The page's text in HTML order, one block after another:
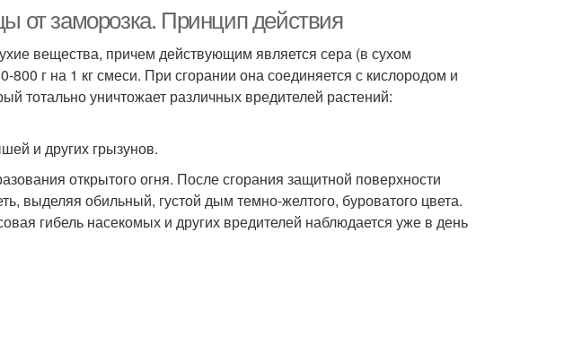
заморозка. Принцип действия
вещества, причем действующим является сера (в сухом
г на 1 кг смеси. При сгорании она соединяется с кислородом и
тотально уничтожает различных вредителей растений:
и других грызунов.
открытого огня. После сгорания защитной поверхности
выделяя обильный, густой дым темно-желтого, буроватого цвета.
гибель насекомых и других вредителей наблюдается уже в день